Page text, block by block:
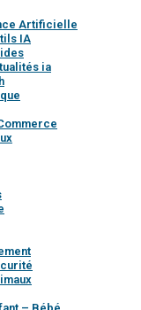
Artificielle
IA
ia